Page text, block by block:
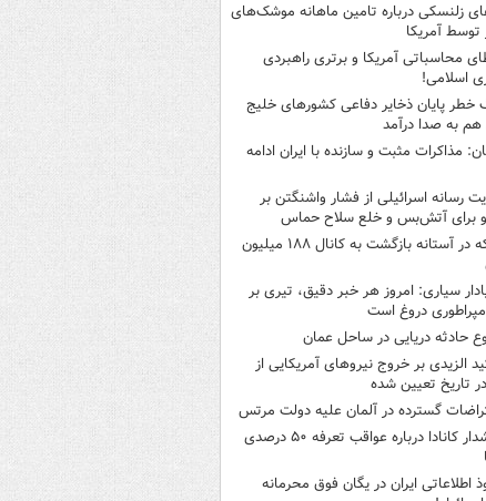
زلنسکی درباره تامین ماهانه موشک‌های
توسط آمریکا
محاسباتی آمریکا و برتری راهبردی
اسلامی!
خطر پایان ذخایر دفاعی کشورهای خلیج
به صدا درآمد
مذاکرات مثبت و سازنده با ایران ادامه
رسانه اسرائیلی از فشار واشنگتن بر
برای آتش‌بس و خلع سلاح حماس
سکه در آستانه بازگشت به کانال ۱۸۸ میلیون
سیاری: امروز هر خبر دقیق، تیری بر
دروغ است
حادثه دریایی در ساحل عمان
الزیدی بر خروج نیروهای آمریکایی از
تاریخ تعیین شده
گسترده در آلمان علیه دولت مرتس
هشدار کانادا درباره عواقب تعرفه ۵۰ درصدی
اطلاعاتی ایران در یگان فوق محرمانه